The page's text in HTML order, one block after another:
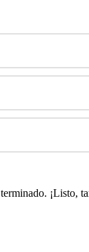
terminado. ¡Listo,